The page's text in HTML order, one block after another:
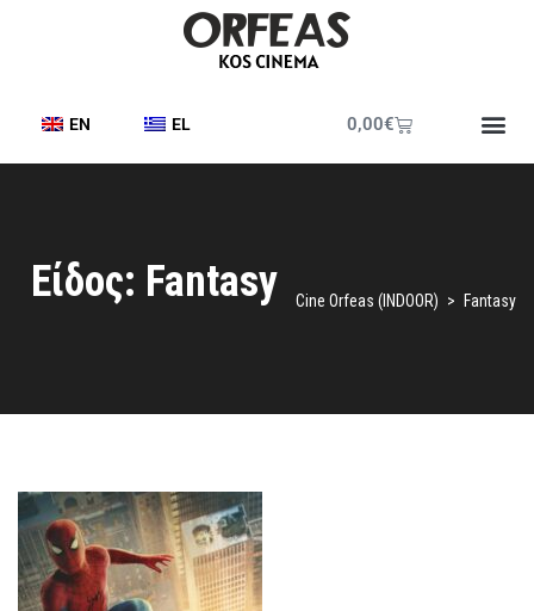
EN EL 0,00€
Είδος: Fantasy Cine Orfeas (INDOOR) > Fantasy